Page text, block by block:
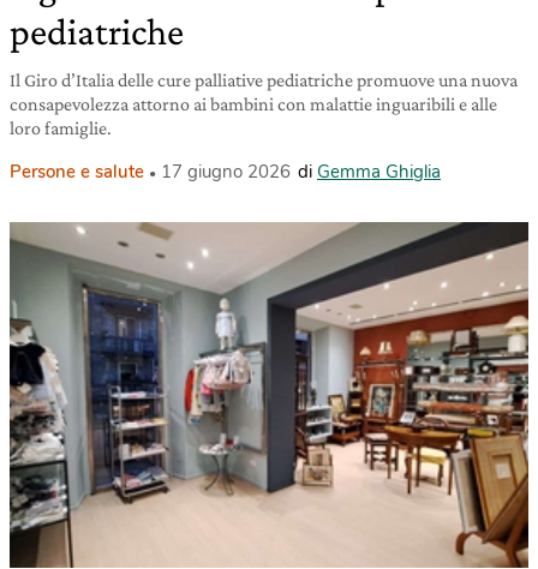
pediatriche
Il Giro d’Italia delle cure palliative pediatriche promuove una nuova
consapevolezza attorno ai bambini con malattie inguaribili e alle
loro famiglie.
Persone e salute 17 giugno 2026 di Gemma Ghiglia